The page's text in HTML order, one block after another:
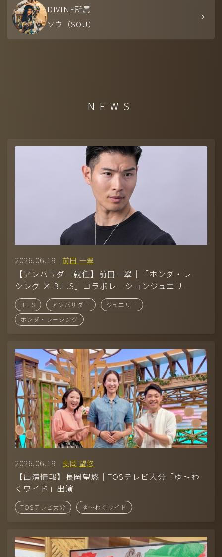
DIVINE所属
ソウ（SOU）
NEWS
2026.06.19 前田 一翠
【アンバサダー就任】前田一翠｜「ホンダ・レー
シング × B.L.S」コラボレーションジュエリー
B.L.S アンバサダー
ジュエリー
ホンダ・レーシング
2026.06.19 長岡 望悠
【出演情報】長岡望悠｜TOSテレビ大分「ゆ〜わ
くワイド」出演
TOSテレビ大分 ゆ〜わくワイド